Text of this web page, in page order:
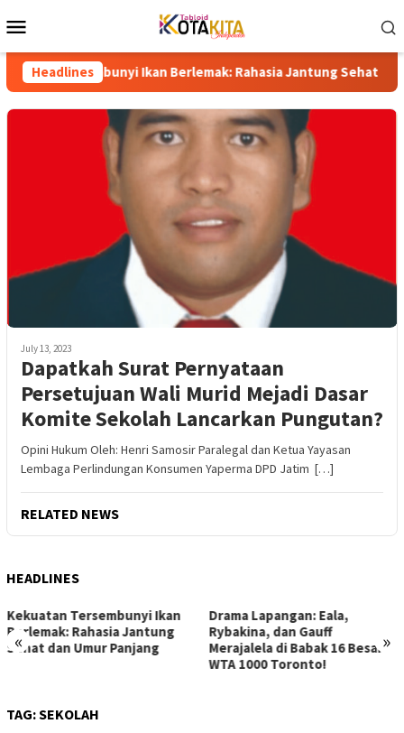
to
Menu
HeadlinesIkan Berlemak: Rahasia Jantung Sehat dan Umur
July 13, 2023
Dapatkah Surat Pernyataan
Persetujuan Wali Murid Mejadi Dasar
Komite Sekolah Lancarkan Pungutan?
Opini Hukum Oleh: Henri Samosir Paralegal dan Ketua Yayasan
Lembaga Perlindungan Konsumen Yaperma DPD Jatim […]
RELATED NEWS
HEADLINES
« »
Drama Lapangan: Eala,
Rybakina, dan Gauff
Merajalela di Babak 16 Besar
Strategi Jitu Memenangkan
Lelang Mobil Bekas: Hindari
Kerugian, Raih Keuntungan
Maksimal!
TAG:SEKOLAH